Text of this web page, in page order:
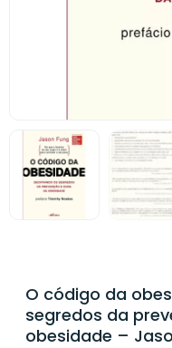
O código da
segredos da
obesidade –